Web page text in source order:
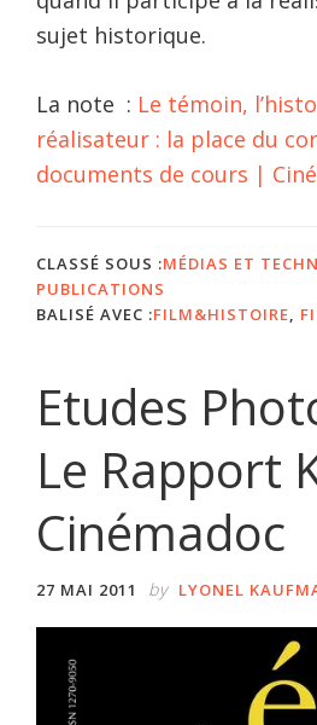
sujet historique.
La note : Le témoin,
réalisateur : la place du
documents de cours |
CLASSÉ SOUS :MÉDIAS ET
PUBLICATIONS
BALISÉ AVEC :FILM&HISTOIRE,
Etudes
Le Rapport
Cinémadoc
27 MAI 2011 by LYONEL